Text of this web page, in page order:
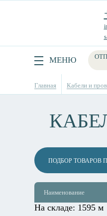
МЕНЮ
Поиск
Главная Кабели и
ПОДБОР ТОВАРОВ
Наименование
На складе: 1595 м